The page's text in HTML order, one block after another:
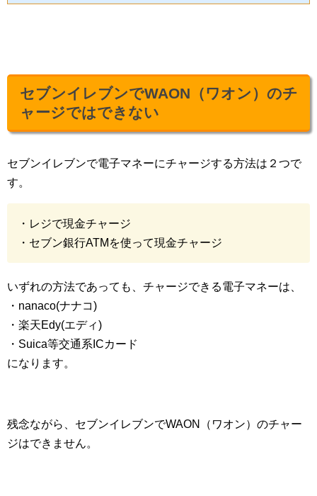
セブンイレブンでWAON（ワオン）のチ
ャージではできない
セブンイレブンで電子マネーにチャージする方法は２つで
す。
・レジで現金チャージ
・セブン銀行ATMを使って現金チャージ
いずれの方法であっても、チャージできる電子マネーは、
・nanaco(ナナコ)
・楽天Edy(エディ)
・Suica等交通系ICカード
になります。
残念ながら、セブンイレブンでWAON（ワオン）のチャー
ジはできません。